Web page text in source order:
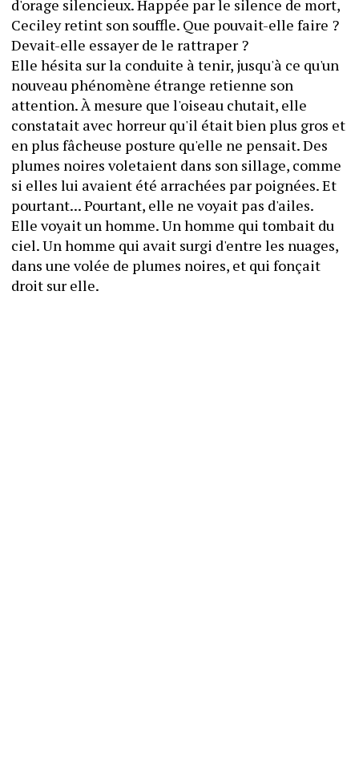
d'orage silencieux. Happée par le silence de mort,
Ceciley retint son souffle. Que pouvait-elle faire ?
Devait-elle essayer de le rattraper ?
Elle hésita sur la conduite à tenir, jusqu'à ce qu'un
nouveau phénomène étrange retienne son
attention. À mesure que l'oiseau chutait, elle
constatait avec horreur qu'il était bien plus gros et
en plus fâcheuse posture qu'elle ne pensait. Des
plumes noires voletaient dans son sillage, comme
si elles lui avaient été arrachées par poignées. Et
pourtant... Pourtant, elle ne voyait pas d'ailes.
Elle voyait un homme. Un homme qui tombait du
ciel. Un homme qui avait surgi d'entre les nuages,
dans une volée de plumes noires, et qui fonçait
droit sur elle.